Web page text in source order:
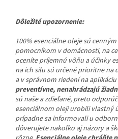
Dôležité upozornenie:
100% esenciálne oleje sú
pomocníkom v domácnosti, na
oceníte príjemnú vôňu a účinky
na ich silu sú určené prioritne na
a v správnom riedení na
preventívne, nenahrádzajú
sú naše a zdieľané, preto
esenciálnom oleji urobili vlastný
prípadne sa informovali u
dôverujete nakoľko aj názory a